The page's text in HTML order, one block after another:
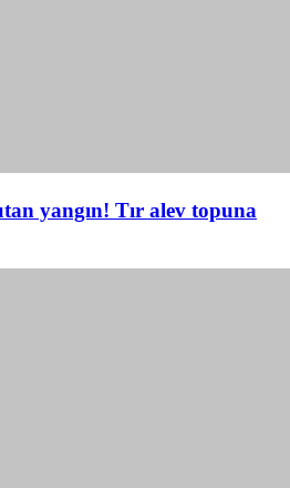
yangın! Tır alev topuna